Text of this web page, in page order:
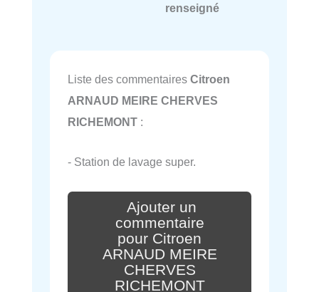
renseigné
Liste des commentaires Citroen
ARNAUD MEIRE CHERVES
RICHEMONT :
- Station de lavage super.
Ajouter un
commentaire
pour Citroen
ARNAUD MEIRE
CHERVES
RICHEMONT